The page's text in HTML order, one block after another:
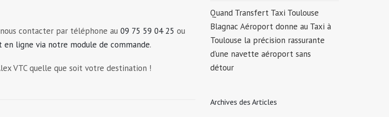
contacter par téléphone au 09 75 59 04 25 ou
ligne via notre module de commande.
VTC quelle que soit votre destination !
Quand Transfert Taxi Toulouse
Blagnac Aéroport donne au Taxi à
Toulouse la précision rassurante
d’une navette aéroport sans
détour
Archives des Articles